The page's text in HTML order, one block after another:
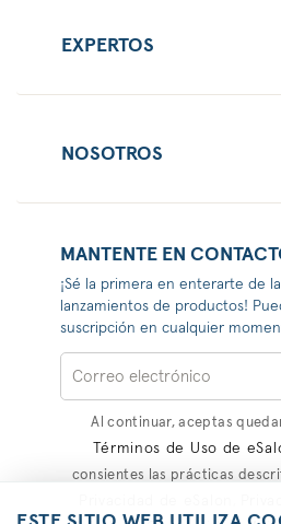
EXPERTOS
NOSOTROS
MANTENTE EN
¡Sé la primera en enterarte de
lanzamientos de productos!
suscripción en cualquier
Al continuar, aceptas
Términos de Uso de
consientes las prácticas